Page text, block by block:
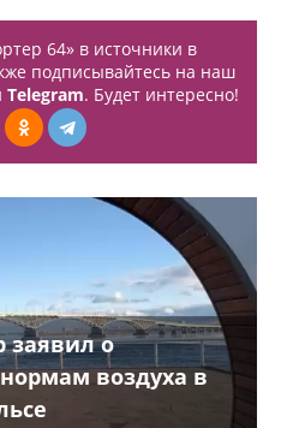
64» в источники в
подписывайтесь на наш
Telegram. Будет интересно!
заявил о
воздуха в